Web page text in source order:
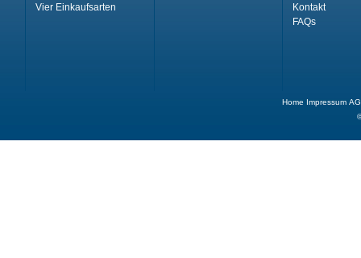
Vier Einkaufsarten
Kontakt
FAQs
Home Impressum